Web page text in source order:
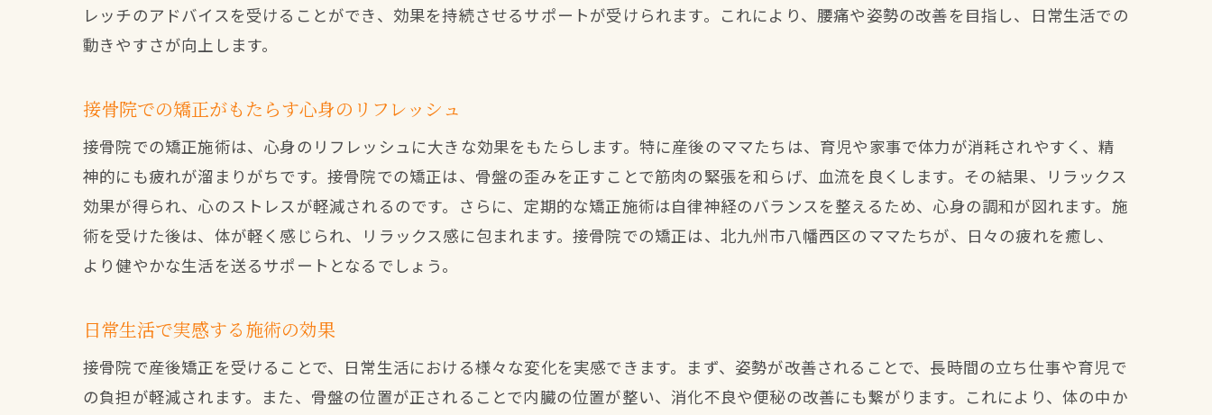
レッチのアドバイスを受けることができ、効果を持続させるサポートが受けられます。これにより、腰痛や姿勢の改善を目指し、日常生活での
動きやすさが向上します。
接骨院での矯正がもたらす心身のリフレッシュ
接骨院での矯正施術は、心身のリフレッシュに大きな効果をもたらします。特に産後のママたちは、育児や家事で体力が消耗されやすく、精
神的にも疲れが溜まりがちです。接骨院での矯正は、骨盤の歪みを正すことで筋肉の緊張を和らげ、血流を良くします。その結果、リラックス
効果が得られ、心のストレスが軽減されるのです。さらに、定期的な矯正施術は自律神経のバランスを整えるため、心身の調和が図れます。施
術を受けた後は、体が軽く感じられ、リラックス感に包まれます。接骨院での矯正は、北九州市八幡西区のママたちが、日々の疲れを癒し、
より健やかな生活を送るサポートとなるでしょう。
日常生活で実感する施術の効果
接骨院で産後矯正を受けることで、日常生活における様々な変化を実感できます。まず、姿勢が改善されることで、長時間の立ち仕事や育児で
の負担が軽減されます。また、骨盤の位置が正されることで内臓の位置が整い、消化不良や便秘の改善にも繋がります。これにより、体の中か